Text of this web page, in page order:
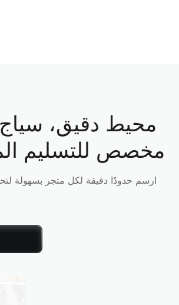
محيط دقيق،
مخصص للتسليم
ارسم حدودًا دقيقة لكل متجر بسهولة